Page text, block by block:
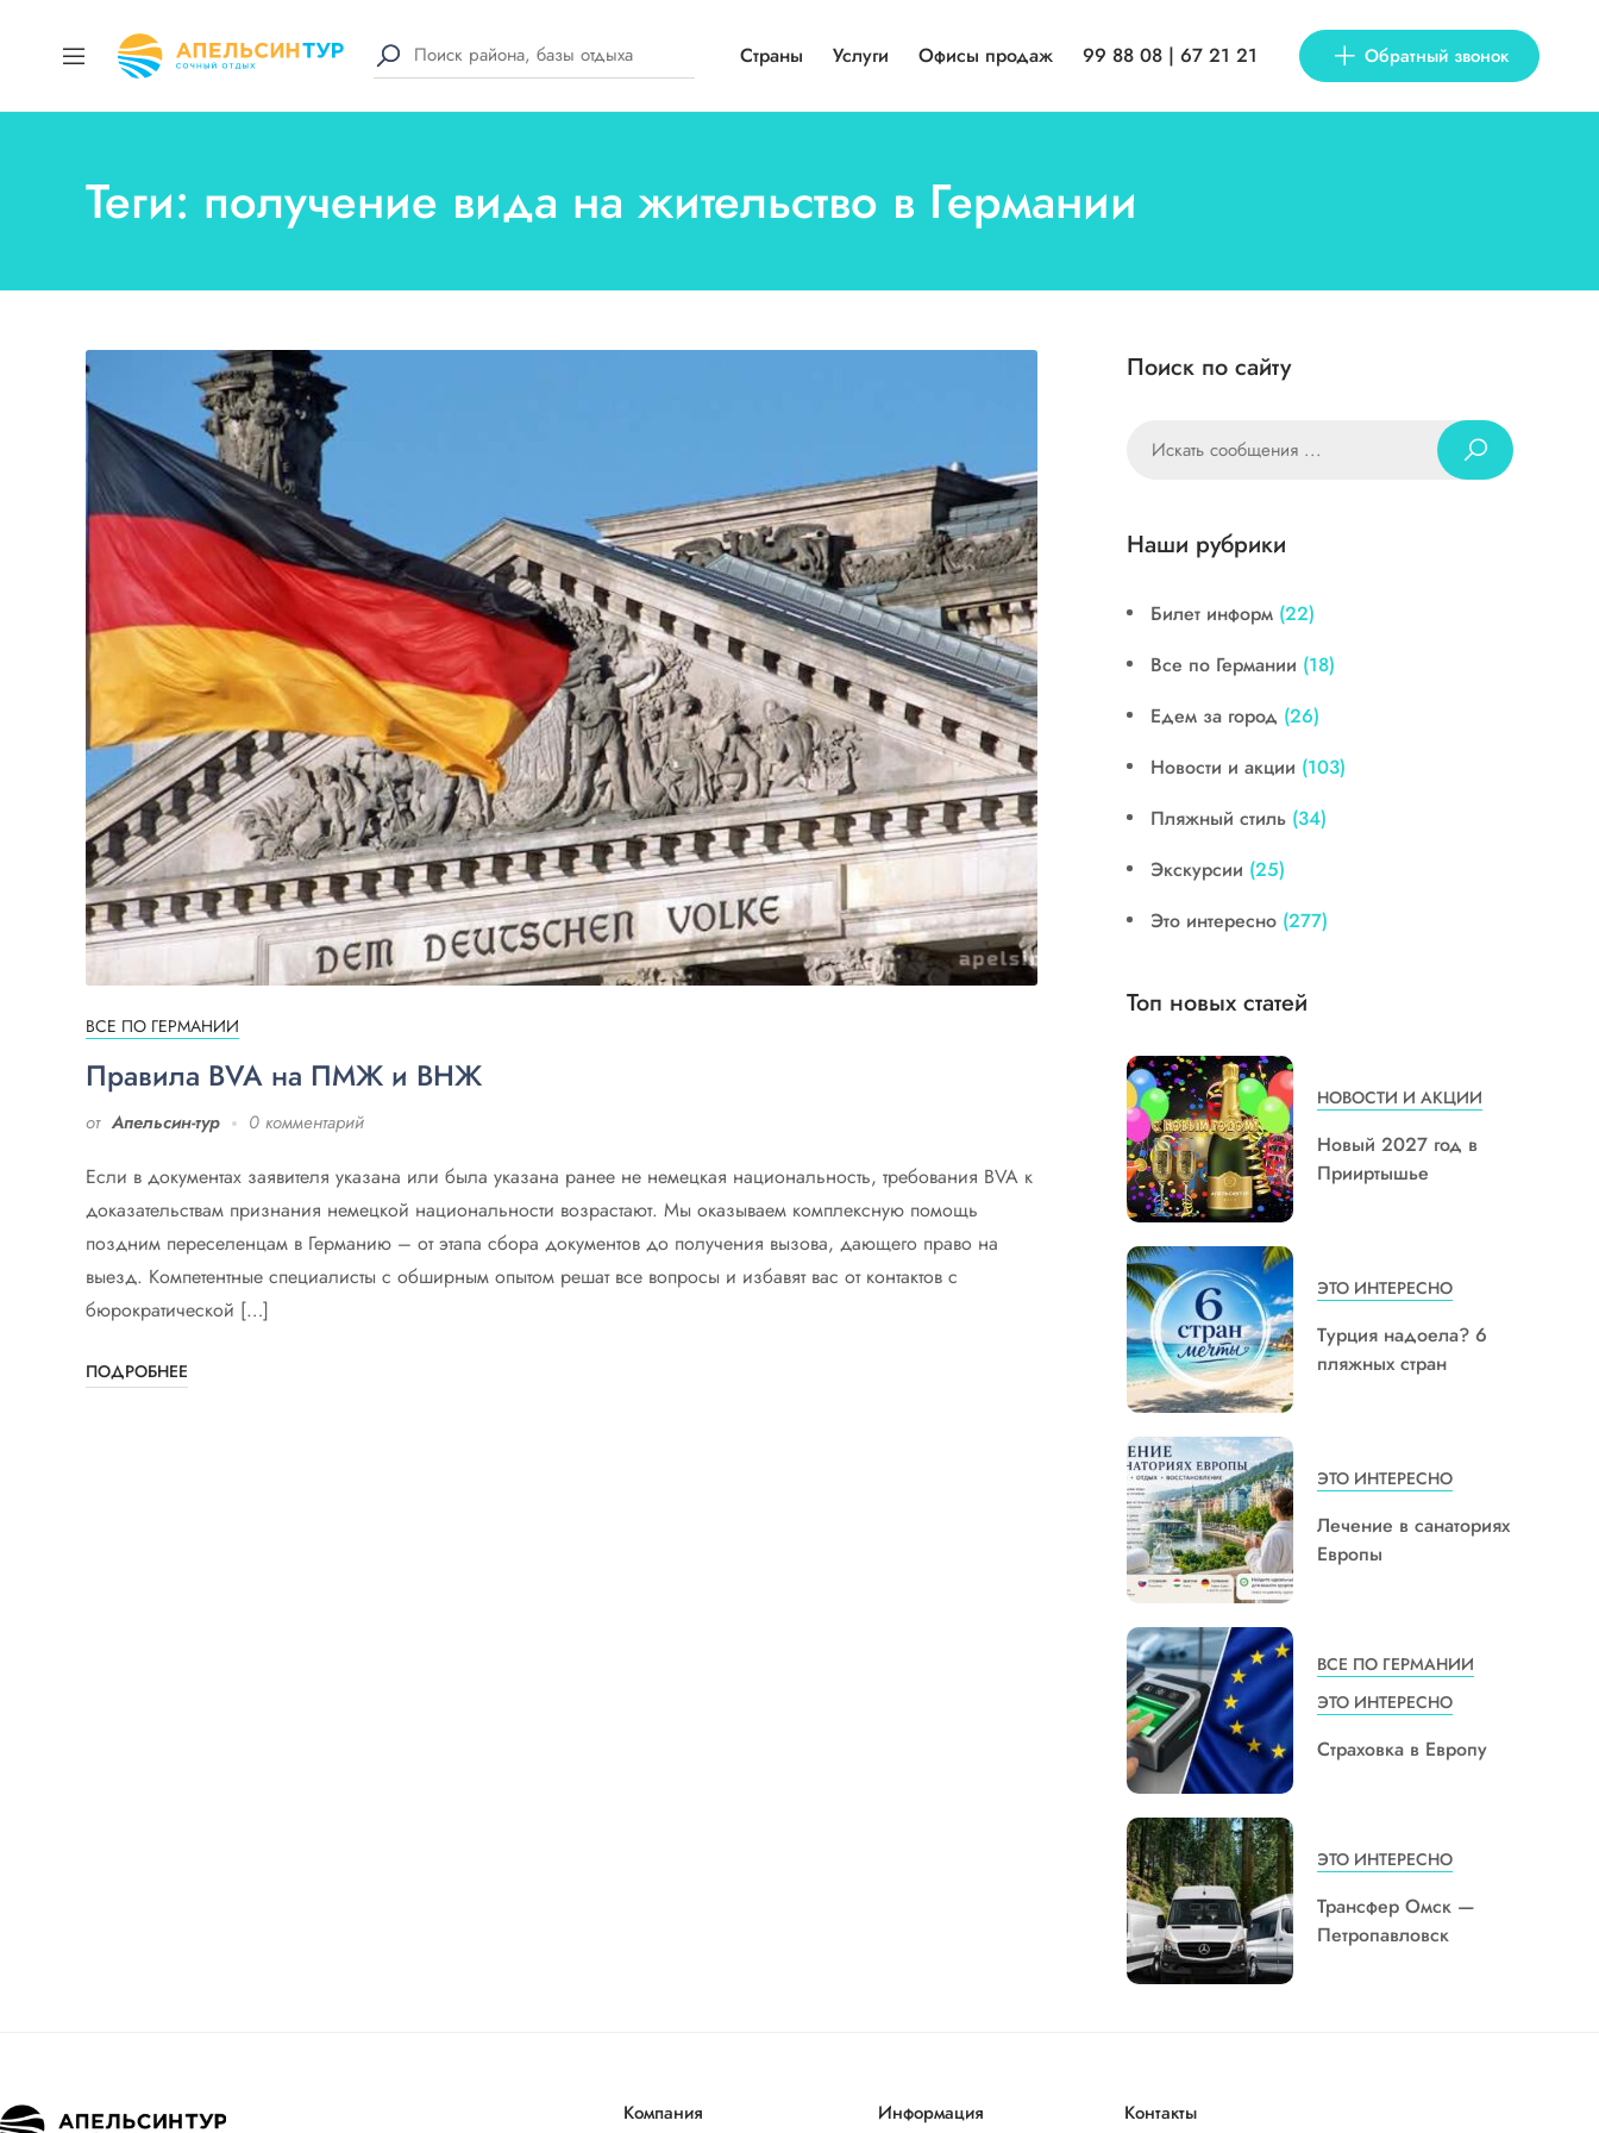
Страны Услуги Офисы продаж 99 88 08 | 67 21 21 Обратный звонок
Теги: получение вида на жительство в Германии
ВСЕ ПО ГЕРМАНИИ
Правила BVA на ПМЖ и ВНЖ
от Апельсин-тур 0 комментарий
Если в документах заявителя указана или была указана ранее не немецкая национальность, требования BVA к
доказательствам признания немецкой национальности возрастают. Мы оказываем комплексную помощь
поздним переселенцам в Германию – от этапа сбора документов до получения вызова, дающего право на
выезд. Компетентные специалисты с обширным опытом решат все вопросы и избавят вас от контактов с
бюрократической […]
ПОДРОБНЕЕ
Поиск по сайту
Наши рубрики
Билет информ (22)
Все по Германии (18)
Едем за город (26)
Новости и акции (103)
Пляжный стиль (34)
Экскурсии (25)
Это интересно (277)
Топ новых статей
НОВОСТИ И АКЦИИ
Новый 2027 год в
Прииртышье
ЭТО ИНТЕРЕСНО
Турция надоела? 6
пляжных стран
ЭТО ИНТЕРЕСНО
Лечение в санаториях
Европы
ВСЕ ПО ГЕРМАНИИ
ЭТО ИНТЕРЕСНО
Страховка в Европу
ЭТО ИНТЕРЕСНО
Трансфер Омск —
Петропавловск
Компания Информация Контакты